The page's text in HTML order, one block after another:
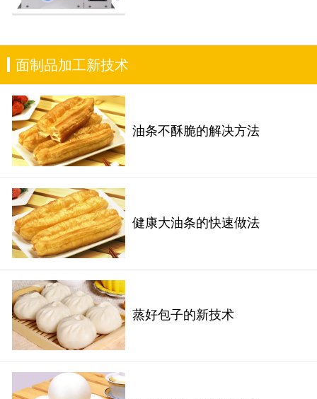
面制品加工新技术
油条不酥脆的解决方法
健康大油条的快速做法
蒸好包子的新技术